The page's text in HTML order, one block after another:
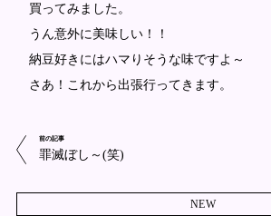
買ってみました。
うん意外に美味しい！！
納豆好きにはハマりそうな味ですよ～
さあ！これから出張行ってきます。
前の記事
罪滅ぼし～(笑)
NEW